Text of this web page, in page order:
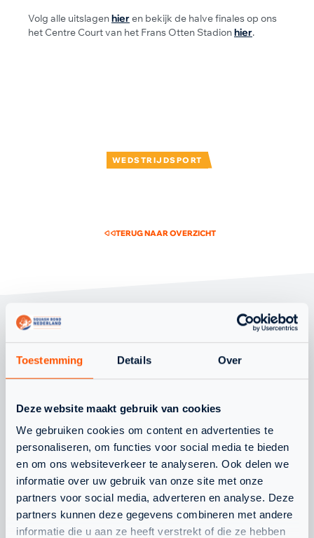
Toestemming Details Over
Deze website maakt gebruik van cookies
We gebruiken cookies om content en advertenties te
personaliseren, om functies voor social media te bieden
en om ons websiteverkeer te analyseren. Ook delen we
informatie over uw gebruik van onze site met onze
partners voor social media, adverteren en analyse. Deze
partners kunnen deze gegevens combineren met andere
informatie die u aan ze heeft verstrekt of die ze hebben
Volg alle uitslagenhieren bekijk de halve finales op ons
het Centre Court van het Frans Otten Stadionhier.
WEDSTRIJDSPORT
TERUG NAAR OVERZICHT
OOK
INTERESSANT
OM TE LEZEN
WAT SPEELT ER NOG MEER